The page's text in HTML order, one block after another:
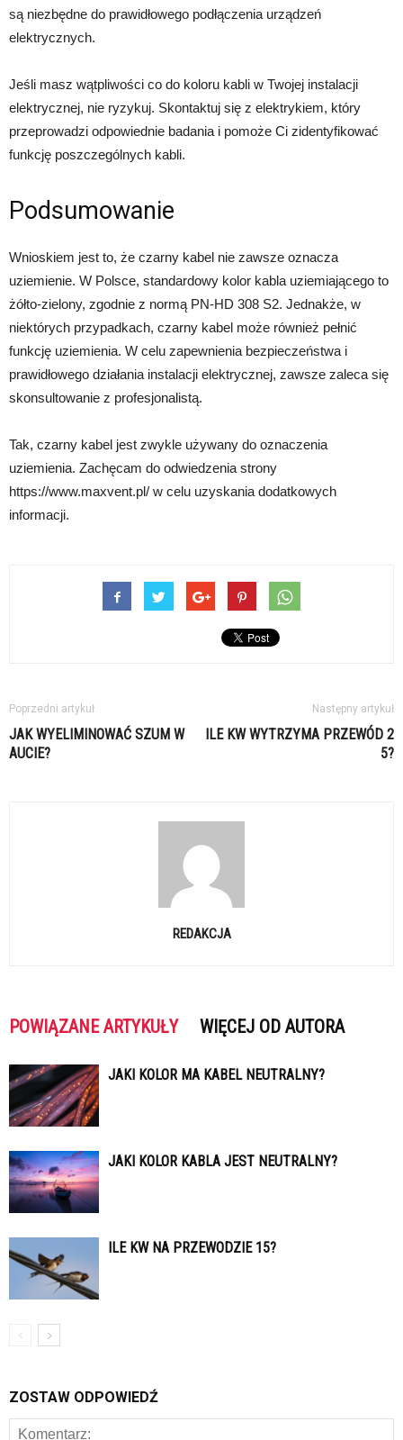
są niezbędne do prawidłowego podłączenia urządzeń
elektrycznych.
Jeśli masz wątpliwości co do koloru kabli w Twojej instalacji
elektrycznej, nie ryzykuj. Skontaktuj się z elektrykiem, który
przeprowadzi odpowiednie badania i pomoże Ci zidentyfikować
funkcję poszczególnych kabli.
Podsumowanie
Wnioskiem jest to, że czarny kabel nie zawsze oznacza
uziemienie. W Polsce, standardowy kolor kabla uziemiającego to
żółto-zielony, zgodnie z normą PN-HD 308 S2. Jednakże, w
niektórych przypadkach, czarny kabel może również pełnić
funkcję uziemienia. W celu zapewnienia bezpieczeństwa i
prawidłowego działania instalacji elektrycznej, zawsze zaleca się
skonsultowanie z profesjonalistą.
Tak, czarny kabel jest zwykle używany do oznaczenia
uziemienia. Zachęcam do odwiedzenia strony
https://www.maxvent.pl/ w celu uzyskania dodatkowych
informacji.
Poprzedni artykuł
JAK WYELIMINOWAĆ SZUM W
AUCIE?
Następny artykuł
ILE KW WYTRZYMA PRZEWÓD 2
5?
REDAKCJA
POWIĄZANE ARTYKUŁY WIĘCEJ OD AUTORA
JAKI KOLOR MA KABEL NEUTRALNY?
JAKI KOLOR KABLA JEST NEUTRALNY?
ILE KW NA PRZEWODZIE 15?
ZOSTAW ODPOWIEDŹ